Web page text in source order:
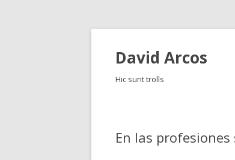
David Arcos
Hic sunt trolls
En las